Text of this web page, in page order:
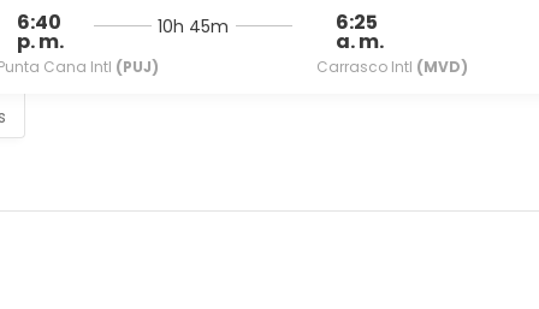
6:40
p. m.
Cana Intl (PUJ)
10h 45m 6:25
a. m.
Carrasco Intl (MVD)